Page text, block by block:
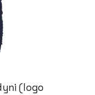
(logo